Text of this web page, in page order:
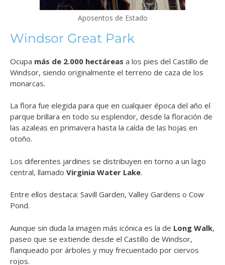
Aposentos de Estado
Windsor Great Park
Ocupa más de 2.000 hectáreas a los pies del Castillo de
Windsor, siendo originalmente el terreno de caza de los
monarcas.
La flora fue elegida para que en cualquier época del año el
parque brillara en todo su esplendor, desde la floración de
las azaleas en primavera hasta la caída de las hojas en
otoño.
Los diferentes jardines se distribuyen en torno a un lago
central, llamado Virginia Water Lake.
Entre ellos destaca: Savill Garden, Valley Gardens o Cow
Pond.
Aunque sin duda la imagen más icónica es la de Long Walk,
paseo que se extiende desde el Castillo de Windsor,
flanqueado por árboles y muy frecuentado por ciervos
rojos.